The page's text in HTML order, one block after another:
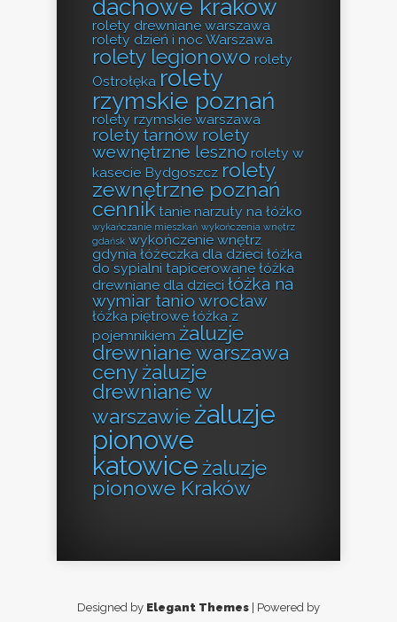
dachowe kraków
rolety drewniane warszawa
rolety dzień i noc Warszawa
rolety legionowo rolety
Ostrołęka rolety
rzymskie poznań
rolety rzymskie warszawa
rolety tarnów rolety
wewnętrzne leszno rolety w
kasecie Bydgoszcz rolety
zewnętrzne poznań
cennik tanie narzuty na łóżko
wykańczanie mieszkań wykończenia wnętrz
gdańsk wykończenie wnętrz
gdynia łóżeczka dla dzieci łóżka
do sypialni tapicerowane łóżka
drewniane dla dzieci łóżka na
wymiar tanio wrocław
łóżka piętrowe łóżka z
pojemnikiem żaluzje
drewniane warszawa
cenyżaluzje
drewniane w
warszawieżaluzje
pionowe
katowice żaluzje
pionowe Kraków
Designed by Elegant Themes | Powered by